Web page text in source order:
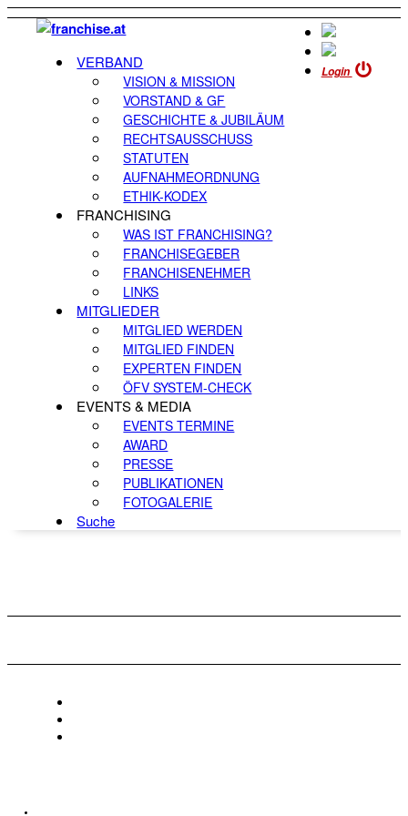
Login
VERBAND
VISION & MISSION
VORSTAND & GF
GESCHICHTE & JUBILÄUM
RECHTSAUSSCHUSS
STATUTEN
AUFNAHMEORDNUNG
ETHIK-KODEX
FRANCHISING
WAS IST FRANCHISING?
FRANCHISEGEBER
FRANCHISENEHMER
LINKS
MITGLIEDER
MITGLIED WERDEN
MITGLIED FINDEN
EXPERTEN FINDEN
ÖFV SYSTEM-CHECK
EVENTS & MEDIA
EVENTS TERMINE
AWARD
PRESSE
PUBLIKATIONEN
FOTOGALERIE
Suche